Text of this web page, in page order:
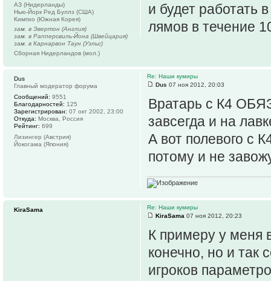
и будет работать
лямов в течение
АЗ (Нидерланды)
Нью-Йорк Ред Буллз (США)
Кимпхо (Южная Корея)
зам. в Эвертон (Англия)
зам. в Рапперсвиль-Йона (Швейцария)
зам. в Карнарвон Таун (Уэльс)
Сборная Нидерландов (мол.)
Re: Наши кумиры
Dus 07 ноя 2012, 20:03
Вратарь с К4
завсегда и на
А вот полевого с
потому и не
Dus
Главный модератор форума
Сообщений: 9551
Благодарностей: 125
Зарегистрирован: 07 окт 2002, 23:00
Откуда: Москва, Россия
Рейтинг: 699
Лизингер (Австрия)
Йокогама (Япония)
Re: Наши кумиры
KiraSama 07 ноя 2012, 20:23
К примеру у меня
конечно, но и так
игроков
KiraSama